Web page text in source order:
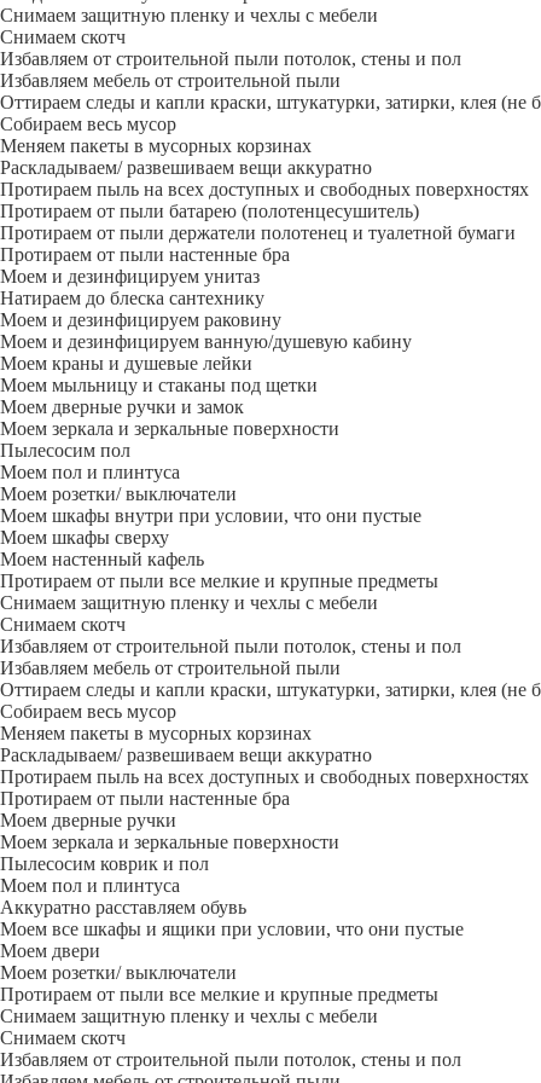
Снимаем защитную пленку и чехлы с мебели
Снимаем скотч
Избавляем от строительной пыли потолок, стены и пол
Избавляем мебель от строительной пыли
Оттираем следы и капли краски, штукатурки, затирки, клея (не
Собираем весь мусор
Меняем пакеты в мусорных корзинах
Раскладываем/ развешиваем вещи аккуратно
Протираем пыль на всех доступных и свободных поверхностях
Протираем от пыли батарею (полотенцесушитель)
Протираем от пыли держатели полотенец и туалетной бумаги
Протираем от пыли настенные бра
Моем и дезинфицируем унитаз
Натираем до блеска сантехнику
Моем и дезинфицируем раковину
Моем и дезинфицируем ванную/душевую кабину
Моем краны и душевые лейки
Моем мыльницу и стаканы под щетки
Моем дверные ручки и замок
Моем зеркала и зеркальные поверхности
Пылесосим пол
Моем пол и плинтуса
Моем розетки/ выключатели
Моем шкафы внутри при условии, что они пустые
Моем шкафы сверху
Моем настенный кафель
Протираем от пыли все мелкие и крупные предметы
Снимаем защитную пленку и чехлы с мебели
Снимаем скотч
Избавляем от строительной пыли потолок, стены и пол
Избавляем мебель от строительной пыли
Оттираем следы и капли краски, штукатурки, затирки, клея (не
Собираем весь мусор
Меняем пакеты в мусорных корзинах
Раскладываем/ развешиваем вещи аккуратно
Протираем пыль на всех доступных и свободных поверхностях
Протираем от пыли настенные бра
Моем дверные ручки
Моем зеркала и зеркальные поверхности
Пылесосим коврик и пол
Моем пол и плинтуса
Аккуратно расставляем обувь
Моем все шкафы и ящики при условии, что они пустые
Моем двери
Моем розетки/ выключатели
Протираем от пыли все мелкие и крупные предметы
Снимаем защитную пленку и чехлы с мебели
Снимаем скотч
Избавляем от строительной пыли потолок, стены и пол